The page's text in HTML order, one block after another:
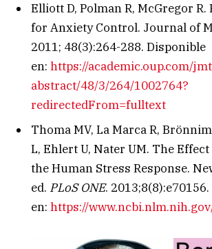
Elliott D, Polman R, McGregor
for Anxiety Control. Journal of
2011; 48(3):264-288. Disponible
en: https://academic.oup.com/
abstract/48/3/264/1002764?
redirectedFrom=fulltext
Thoma MV, La Marca R,
L, Ehlert U, Nater UM. The
the Human Stress Response.
ed. PLoS ONE.
en: https://